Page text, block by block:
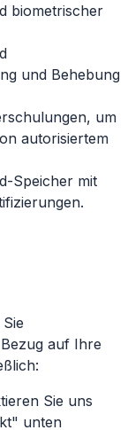
biometrischer
und Behebung
um
autorisiertem
Speicher mit
auf Ihre
Sie uns
unten